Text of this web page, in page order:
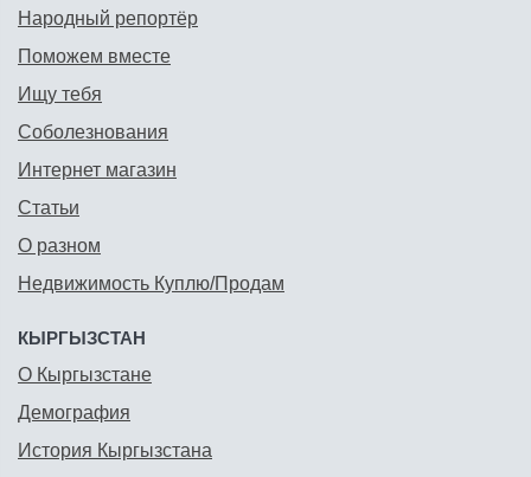
Народный репортёр
Поможем вместе
Ищу тебя
Соболезнования
Интернет магазин
Статьи
О разном
Недвижимость Куплю/Продам
КЫРГЫЗСТАН
О Кыргызстане
Демография
История Кыргызстана